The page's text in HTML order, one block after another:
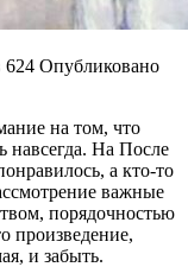
624 Опубликовано
на том, что
навсегда. На После
а кто-то
важные
порядочностью
произведение,
и забыть.